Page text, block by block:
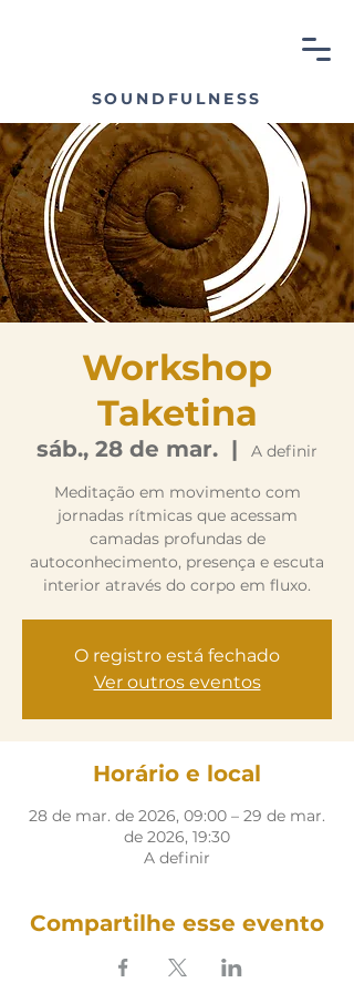
SOUNDFULNESS
Workshop
Taketina
sáb., 28 de mar.
  |
A definir
Meditação em movimento com
jornadas rítmicas que acessam
camadas profundas de
autoconhecimento, presença e escuta
interior através do corpo em fluxo.
O registro está fechado
Ver outros eventos
Horário e local
28 de mar. de 2026, 09:00 – 29 de mar.
de 2026, 19:30
A definir
Compartilhe esse evento